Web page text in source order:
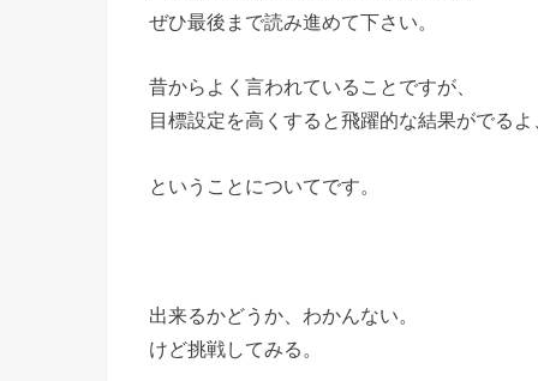
ぜひ最後まで読み進めて下さい。
昔からよく言われていることですが、
目標設定を高くすると飛躍的な結果がでるよ
ということについてです。
出来るかどうか、わかんない。
けど挑戦してみる。